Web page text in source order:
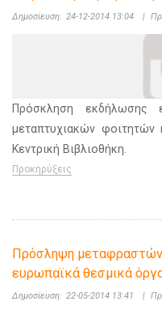
Δημοσίευση: 24-12-2014 13:04 |
Πρόσκληση εκδήλωσης
μεταπτυχιακών
Κεντρική Βιβλιοθήκη.
Προκηρύξεις
Πρόσληψη
ευρωπαϊκά θεσμικά
Δημοσίευση: 22-05-2014 13:41 |